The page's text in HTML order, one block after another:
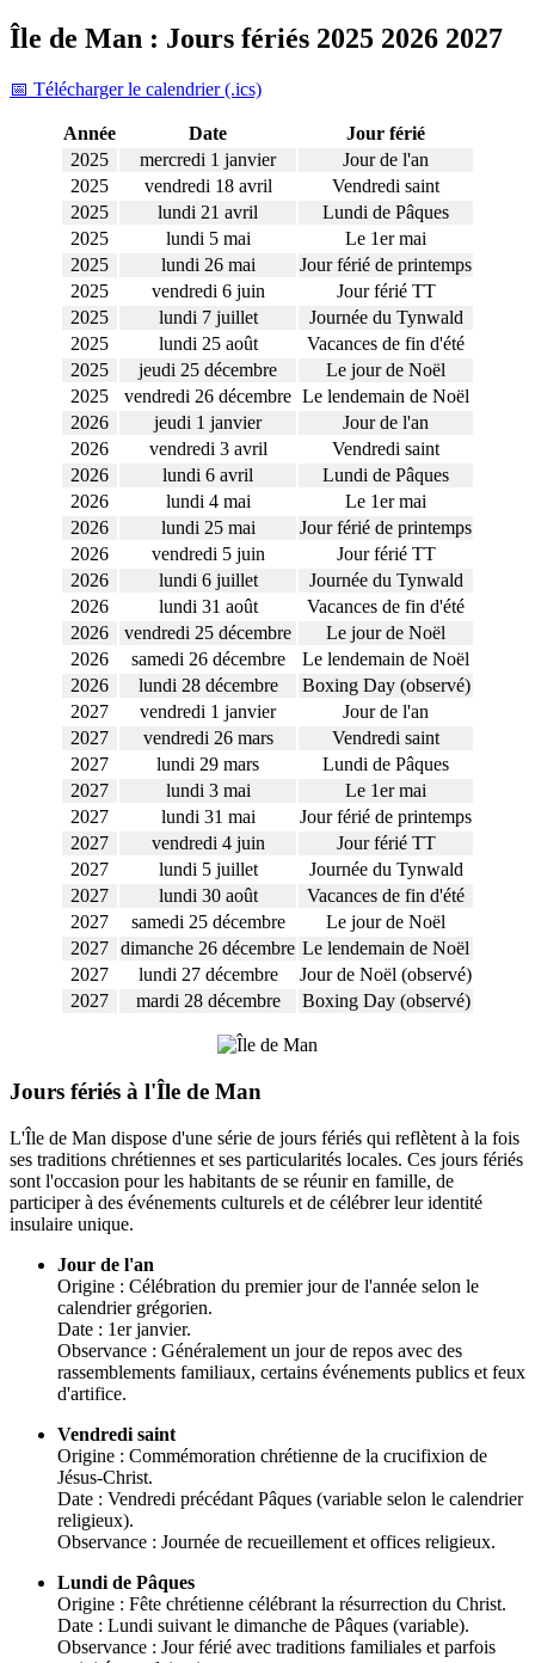
Île de Man : Jours fériés 2025 2026 2027
📅 Télécharger le calendrier (.ics)
Année Date
Jour férié
2025
mercredi 1 janvier
Jour de l'an
2025
vendredi 18 avril
Vendredi saint
2025
lundi 21 avril
Lundi de Pâques
2025
lundi 5 mai
Le 1er mai
2025
lundi 26 mai
Jour férié de printemps
2025
vendredi 6 juin
Jour férié TT
2025
lundi 7 juillet
Journée du Tynwald
2025
lundi 25 août
Vacances de fin d'été
2025
jeudi 25 décembre
Le jour de Noël
2025
vendredi 26 décembre Le lendemain de Noël
2026
jeudi 1 janvier
Jour de l'an
2026
vendredi 3 avril
Vendredi saint
2026
lundi 6 avril
Lundi de Pâques
2026
lundi 4 mai
Le 1er mai
2026
lundi 25 mai
Jour férié de printemps
2026
vendredi 5 juin
Jour férié TT
2026
lundi 6 juillet
Journée du Tynwald
2026
lundi 31 août
Vacances de fin d'été
2026
vendredi 25 décembre
Le jour de Noël
2026
samedi 26 décembre
Le lendemain de Noël
2026
lundi 28 décembre
Boxing Day (observé)
2027
vendredi 1 janvier
Jour de l'an
2027
vendredi 26 mars
Vendredi saint
2027
lundi 29 mars
Lundi de Pâques
2027
lundi 3 mai
Le 1er mai
2027
lundi 31 mai
Jour férié de printemps
2027
vendredi 4 juin
Jour férié TT
2027
lundi 5 juillet
Journée du Tynwald
2027
lundi 30 août
Vacances de fin d'été
2027
samedi 25 décembre
Le jour de Noël
2027 dimanche 26 décembre Le lendemain de Noël
2027
lundi 27 décembre
Jour de Noël (observé)
2027
mardi 28 décembre Boxing Day (observé)
Jours fériés à l'Île de Man
L'Île de Man dispose d'une série de jours fériés qui reflètent à la fois
ses traditions chrétiennes et ses particularités locales. Ces jours fériés
sont l'occasion pour les habitants de se réunir en famille, de
participer à des événements culturels et de célébrer leur identité
insulaire unique.
Jour de l'an
Origine : Célébration du premier jour de l'année selon le
calendrier grégorien.
Date : 1er janvier.
Observance : Généralement un jour de repos avec des
rassemblements familiaux, certains événements publics et feux
d'artifice.
Vendredi saint
Origine : Commémoration chrétienne de la crucifixion de
Jésus-Christ.
Date : Vendredi précédant Pâques (variable selon le calendrier
religieux).
Observance : Journée de recueillement et offices religieux.
Lundi de Pâques
Origine : Fête chrétienne célébrant la résurrection du Christ.
Date : Lundi suivant le dimanche de Pâques (variable).
Observance : Jour férié avec traditions familiales et parfois